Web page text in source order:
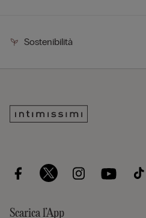
Sostenibilità
Scarica l’App